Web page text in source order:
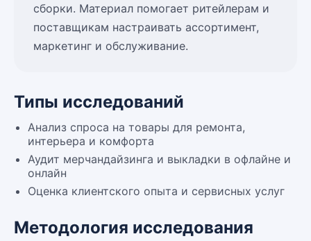
сборки. Материал помогает ритейлерам и
поставщикам настраивать ассортимент,
маркетинг и обслуживание.
Типы исследований
Анализ спроса на товары для ремонта,
интерьера и комфорта
Аудит мерчандайзинга и выкладки в офлайне и
онлайн
Оценка клиентского опыта и сервисных услуг
Методология исследования